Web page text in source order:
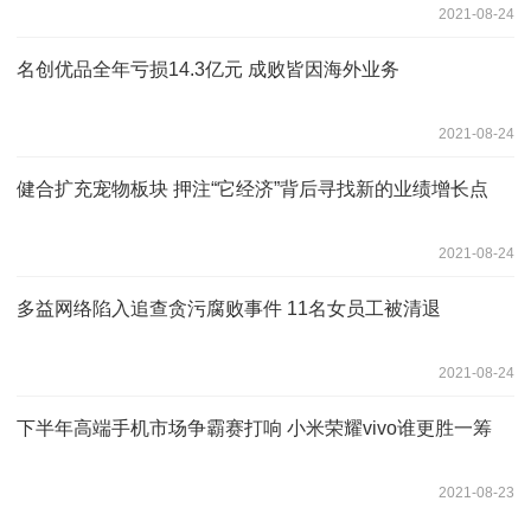
2021-08-24
名创优品全年亏损14.3亿元 成败皆因海外业务
2021-08-24
健合扩充宠物板块 押注“它经济”背后寻找新的业绩增长点
2021-08-24
多益网络陷入追查贪污腐败事件 11名女员工被清退
2021-08-24
下半年高端手机市场争霸赛打响 小米荣耀vivo谁更胜一筹
2021-08-23